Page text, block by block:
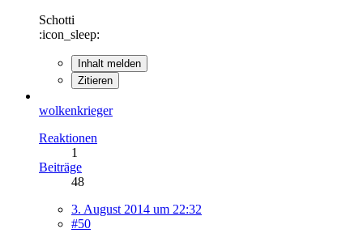
Schotti
:icon_sleep:
Inhalt melden
Zitieren
wolkenkrieger
Reaktionen
1
Beiträge
48
3. August 2014 um 22:32
#50